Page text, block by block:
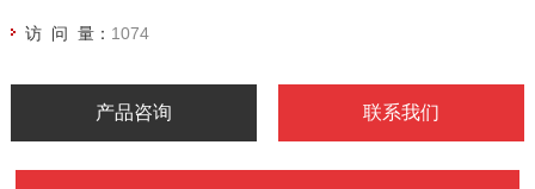
访 问 量： 1074
产品咨询 联系我们